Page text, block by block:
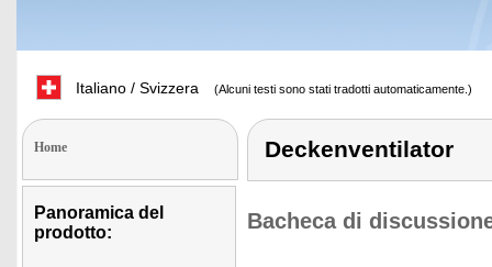
Italiano / Svizzera (Alcuni testi sono stati tradotti automaticamente.)
Home
Panoramica del
prodotto:
Deckenventilator
Bacheca di